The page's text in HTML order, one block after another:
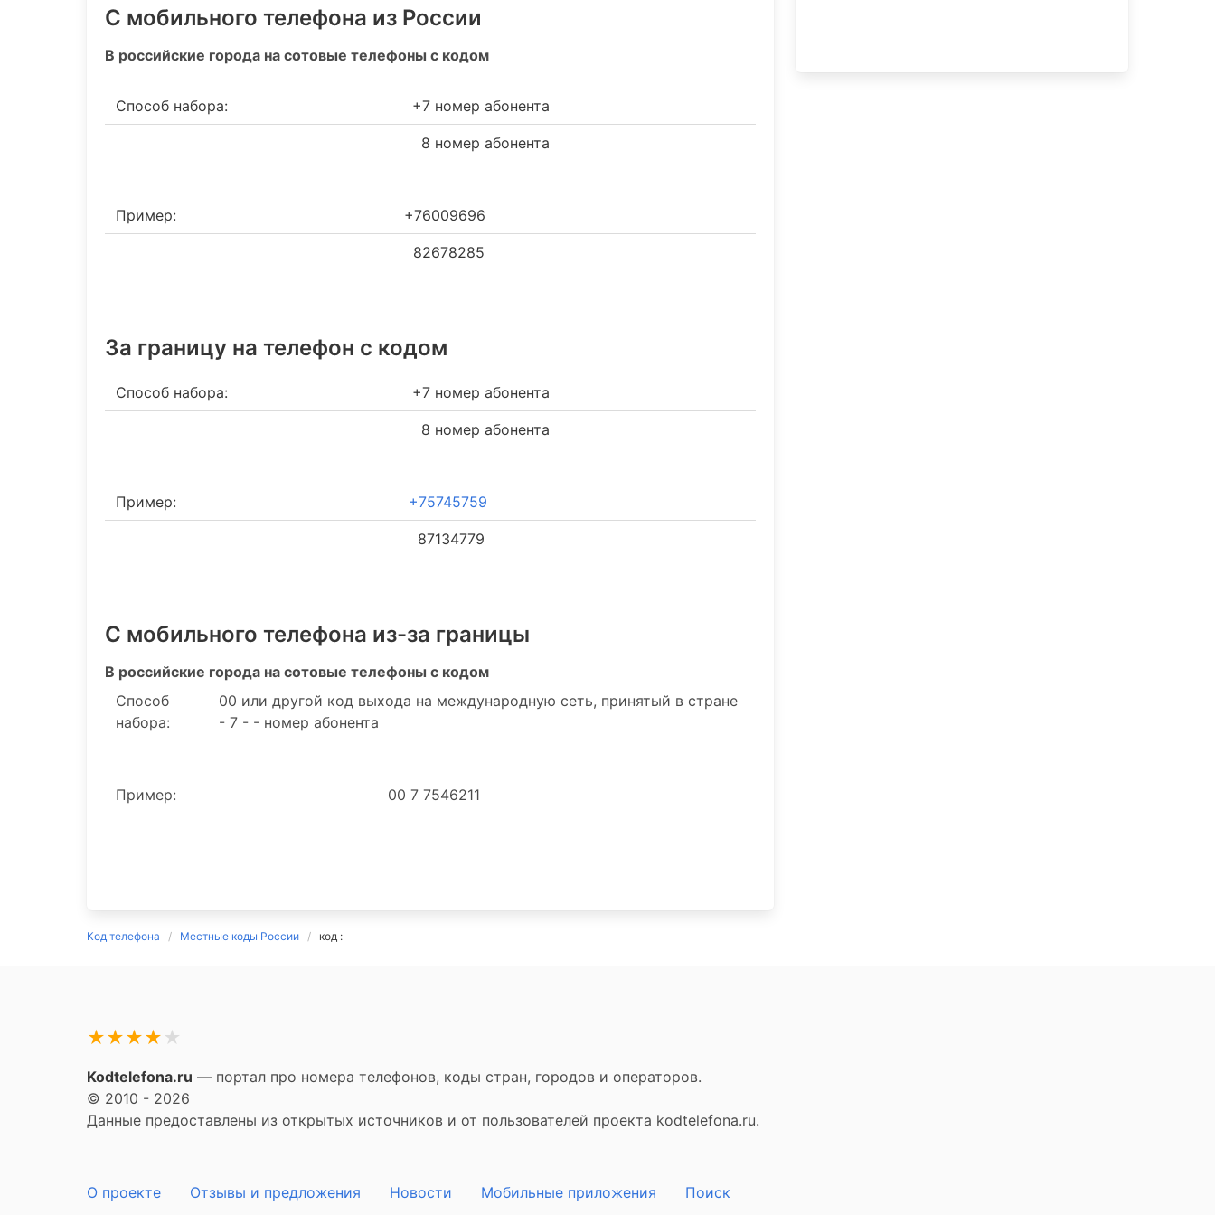
С мобильного телефона из России
В российские города на сотовые телефоны с кодом
Способ набора: +7 номер абонента
8 номер абонента
Пример: +76009696
82678285
За границу на телефон c кодом
Способ набора: +7 номер абонента
8 номер абонента
Пример: +75745759
87134779
С мобильного телефона из-за границы
В российские города на сотовые телефоны с кодом
Способ
набора:
00 или другой код выхода на международную сеть, принятый в стране
- 7 - - номер абонента
Пример: 00 7 7546211
Код телефона Местные коды России код :
★
★
★
★
★
Kodtelefona.ru — портал про номера телефонов, коды стран, городов и операторов.
© 2010 - 2026
Данные предоставлены из открытых источников и от пользователей проекта kodtelefona.ru.
О проекте Отзывы и предложения Новости Мобильные приложения Поиск